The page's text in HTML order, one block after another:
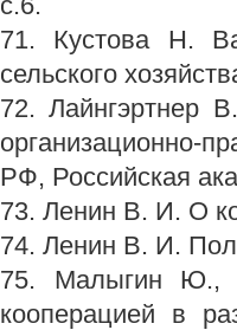
71. Кустова Н.
сельского
72. Лайнгэртнер
организационно-
РФ, Российская
73. Ленин В. И. О
74. Ленин В. И.
75. Малыгин Ю.,
кооперацией в